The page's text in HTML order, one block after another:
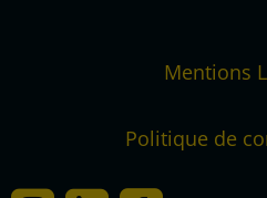
Mentions
Politique de